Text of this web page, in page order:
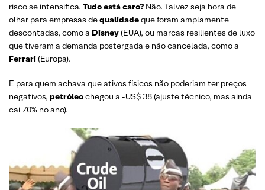
risco se intensifica. Tudo está caro? Não. Talvez seja hora de
olhar para empresas dequalidadeque foram amplamente
descontadas, como a Disney(EUA), ou marcas resilientes de luxo
que tiveram a demanda postergada e não cancelada, como a
Ferrari(Europa).
E para quem achava que ativos físicos não poderiam ter preços
negativos, petróleochegou a -US$ 38 (ajuste técnico, mas ainda
cai 70% no ano).